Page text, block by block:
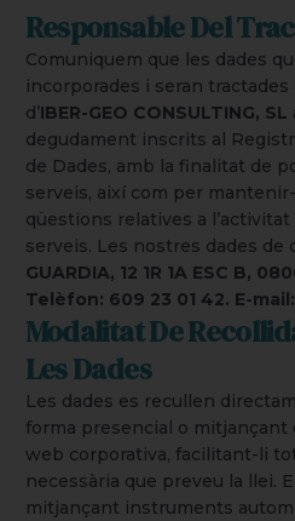
Responsable Del
Comuniquem que les dades
incorporades i seran
d’IBER-GEO CONSULTING, SL
degudament inscrits al
de Dades, amb la finalitat de
serveis, així com per
qüestions relatives a l’activitat
serveis. Les nostres dades de
GUARDIA, 12 1R 1A ESC B,
Telèfon: 609 23 01 42. E-
Modalitat De
Les Dades
Les dades es recullen
forma presencial o mitjançant
web corporativa, facilitant-li
necessària que preveu la llei.
mitjançant instruments